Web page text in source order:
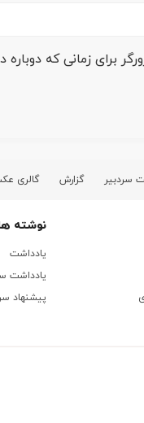
برای زمانی که
سردبیر گزارش گالری
نوشته
یادداشت
یادداشت
پیشنهاد